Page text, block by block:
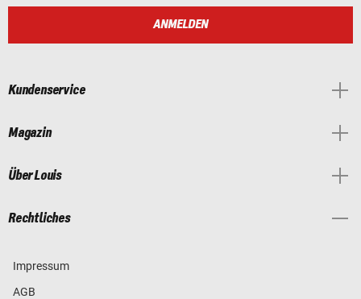
ANMELDEN
Kundenservice
Magazin
Über Louis
Rechtliches
Impressum
AGB